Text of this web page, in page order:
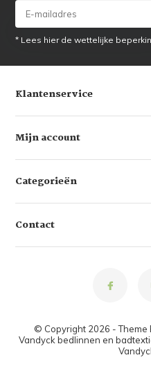
* Lees hier de wettelijke
Klantenservice
Mijn account
Categorieën
Contact
© Copyright 2026 - Theme
Vandyck bedlinnen en